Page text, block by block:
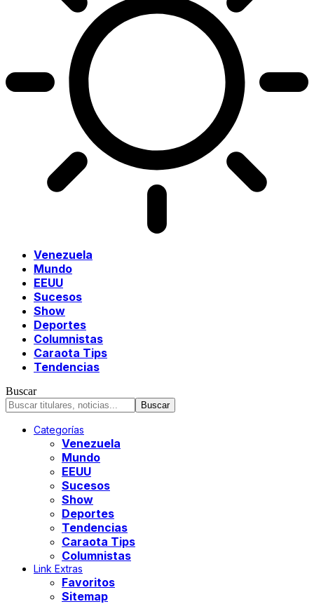
Venezuela
Mundo
EEUU
Sucesos
Show
Deportes
Columnistas
Caraota Tips
Tendencias
Buscar
Categorías
Venezuela
Mundo
EEUU
Sucesos
Show
Deportes
Tendencias
Caraota Tips
Columnistas
Link Extras
Favoritos
Sitemap